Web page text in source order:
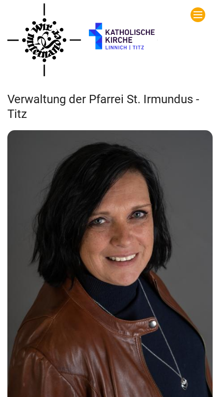
Zum Inhalt springen
Verwaltung der Pfarrei St. Irmundus -
Titz